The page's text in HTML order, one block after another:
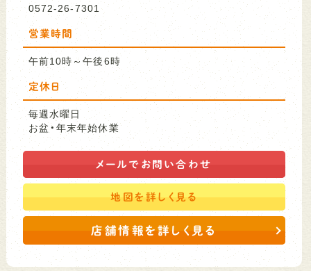
0572-26-7301
営業時間
午前10時～午後6時
定休日
毎週水曜日
お盆・年末年始休業
メールで お問い合わせ
地図を詳しく見る
店舗情報を詳しく見る